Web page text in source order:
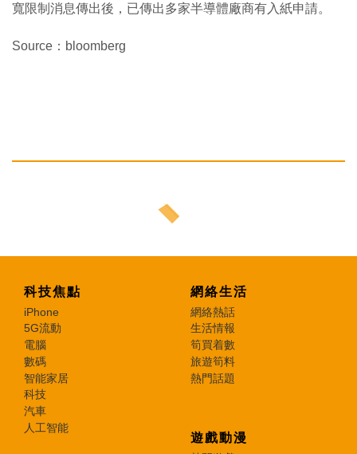
寬限制消息傳出後，已傳出多家半導體廠商有入紙申請。
Source：bloomberg
科技焦點
iPhone
5G流動
電腦
數碼
智能家居
科技
汽車
人工智能
網絡生活
網絡熱話
生活情報
筍買着數
旅遊筍料
熱門話題
遊戲動漫